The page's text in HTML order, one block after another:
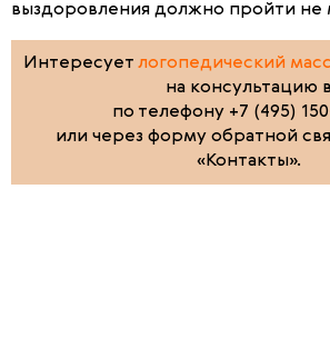
выздоровления должно пройти не
Интересует логопедический
на консультацию в
по телефону +7 (495)
или через форму обратной
«Контакты».